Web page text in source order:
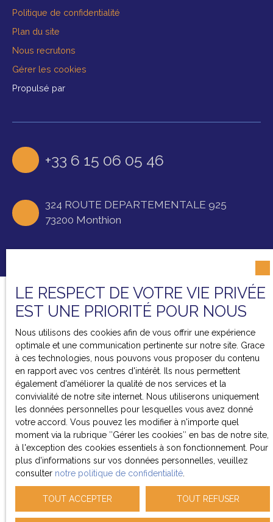
Politique de confidentialité
Plan du site
Nous recrutons
Gérer les cookies
Propulsé par
+33 6 15 06 05 46
324 ROUTE DEPARTEMENTALE 925
73200 Monthion
LE RESPECT DE VOTRE VIE PRIVÉE
EST UNE PRIORITÉ POUR NOUS
Nous utilisons des cookies afin de vous offrir une expérience
optimale et une communication pertinente sur notre site. Grace
à ces technologies, nous pouvons vous proposer du contenu
en rapport avec vos centres d'intérêt. Ils nous permettent
également d'améliorer la qualité de nos services et la
convivialité de notre site internet. Nous utiliserons uniquement
les données personnelles pour lesquelles vous avez donné
votre accord. Vous pouvez les modifier à n'importe quel
moment via la rubrique ″Gérer les cookies″ en bas de notre site,
à l'exception des cookies essentiels à son fonctionnement. Pour
plus d'informations sur vos données personnelles, veuillez
consulter notre politique de confidentialité
TOUT ACCEPTER TOUT REFUSER